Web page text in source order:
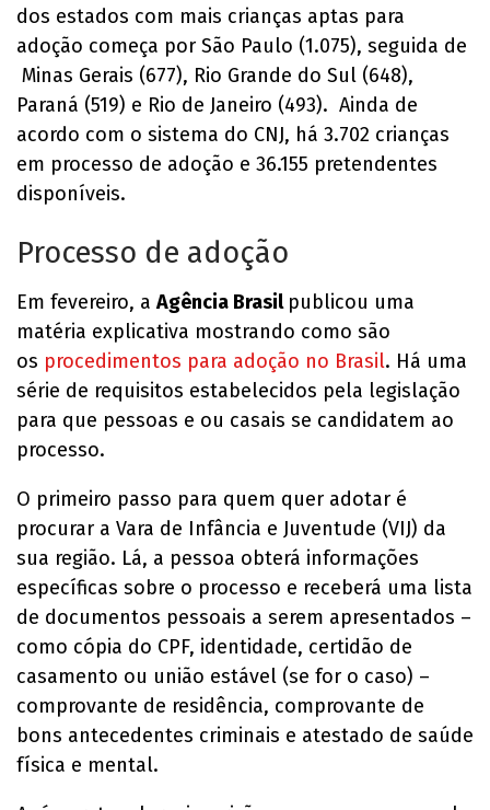
dos estados com mais crianças aptas para
adoção começa por São Paulo (1.075), seguida de
Minas Gerais (677), Rio Grande do Sul (648),
Paraná (519) e Rio de Janeiro (493). Ainda de
acordo com o sistema do CNJ, há 3.702 crianças
em processo de adoção e 36.155 pretendentes
disponíveis.
Processo de adoção
Em fevereiro, aAgência Brasil publicou uma
matéria explicativa mostrando como são
os procedimentos para adoção no Brasil. Há uma
série de requisitos estabelecidos pela legislação
para que pessoas e ou casais se candidatem ao
processo.
O primeiro passo para quem quer adotar é
procurar a Vara de Infância e Juventude (VIJ) da
sua região. Lá, a pessoa obterá informações
específicas sobre o processo e receberá uma lista
de documentos pessoais a serem apresentados –
como cópia do CPF, identidade, certidão de
casamento ou união estável (se for o caso) –
comprovante de residência, comprovante de
bons antecedentes criminais e atestado de saúde
física e mental.